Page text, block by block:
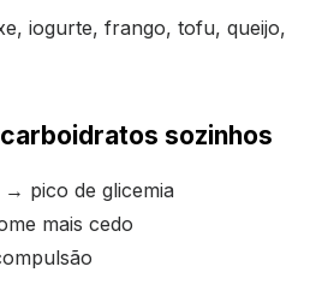
iogurte, frango, tofu, queijo,
sozinhos
pico de glicemia
mais cedo